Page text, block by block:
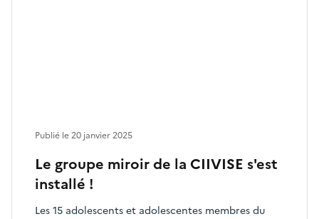
Le groupe miroir de la CIIVISE s'est
installé !
Les 15 adolescents et adolescentes membres du
Publié le20 janvier 2025